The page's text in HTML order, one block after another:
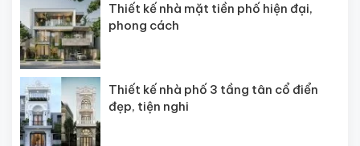
Thiết kế nhà mặt tiền phố hiện đại,
phong cách
Thiết kế nhà phố 3 tầng tân cổ điển
đẹp, tiện nghi